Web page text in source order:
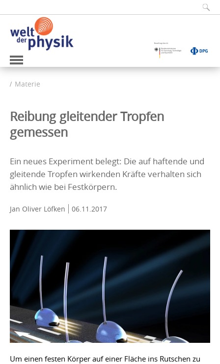
Materie
Reibung gleitender Tropfen
gemessen
Ein neues Experiment belegt: Die auf haftende und
gleitende Tropfen wirkenden Kräfte verhalten sich
ähnlich wie bei Festkörpern.
Jan Oliver Löfken 06.11.2017
Um einen festen Körper auf einer Fläche ins Rutschen zu